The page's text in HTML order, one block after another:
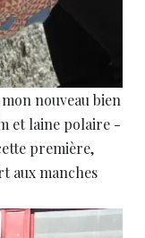
nouveau bien
et laine polaire -
première,
aux manches